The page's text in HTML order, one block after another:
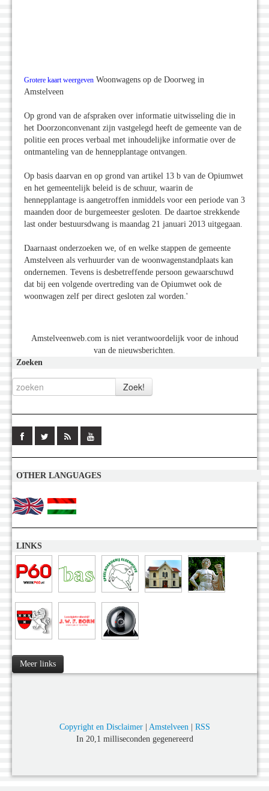
Grotere kaart weergeven Woonwagens op de Doorweg in
Amstelveen
Op grond van de afspraken over informatie uitwisseling die in
het Doorzonconvenant zijn vastgelegd heeft de gemeente van de
politie een proces verbaal met inhoudelijke informatie over de
ontmanteling van de hennepplantage ontvangen.
Op basis daarvan en op grond van artikel 13 b van de Opiumwet
en het gemeentelijk beleid is de schuur, waarin de
hennepplantage is aangetroffen inmiddels voor een periode van 3
maanden door de burgemeester gesloten. De daartoe strekkende
last onder bestuursdwang is maandag 21 januari 2013 uitgegaan.
Daarnaast onderzoeken we, of en welke stappen de gemeente
Amstelveen als verhuurder van de woonwagenstandplaats kan
ondernemen. Tevens is desbetreffende persoon gewaarschuwd
dat bij een volgende overtreding van de Opiumwet ook de
woonwagen zelf per direct gesloten zal worden.'
Amstelveenweb.com is niet verantwoordelijk voor de inhoud
van de nieuwsberichten.
Zoeken
OTHER LANGUAGES
LINKS
Meer links
Copyright en Disclaimer| Amstelveen| RSS
In 20,1 milliseconden gegenereerd